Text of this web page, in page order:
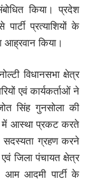
किया। प्रदेश
प्रत्याशियों के
आह्रवान किया।
विधानसभा क्षेत्र
एवं कार्यकर्ताओं ने
सिंह गुनसोला की
में आस्था प्रकट करते
सदस्यता ग्रहण करने
जिला पंचायत क्षेत्र
आम आदमी पार्टी के